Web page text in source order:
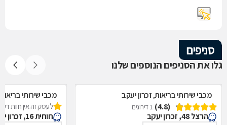
סניפים
גלו את הסניפים הנוספים שלנו
מכבי שירותי בריאות, זכרון יעקב
(4.8)
1 דירוגים
הרצל 48, זכרון יעקב
מכבי שירותי
לעסק זה אין חוות
חוחית 16, זכרון יעקב